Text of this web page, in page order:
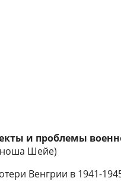
и проблемы
Шейе)
Венгрии в 1941-